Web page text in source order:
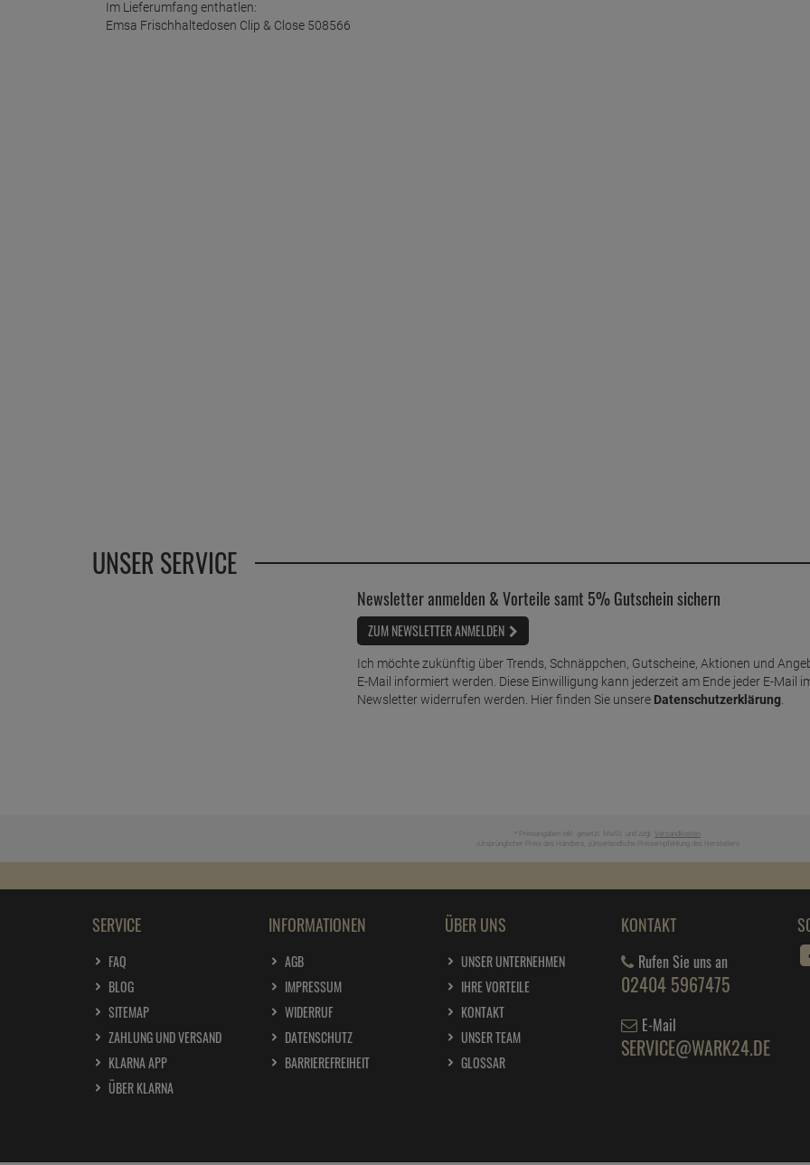
Im Lieferumfang enthatlen:
Emsa Frischhaltedosen Clip & Close 508566
UNSER SERVICE
Newsletter anmelden & Vorteile samt 5% Gutschein sichern
ZUM NEWSLETTER ANMELDEN
Ich möchte zukünftig über Trends, Schnäppchen, Gutscheine, Aktionen und
E-Mail informiert werden. Diese Einwilligung kann jederzeit am Ende jeder E-Mail
Newsletter widerrufen werden. Hier finden Sie unsere Datenschutzerklärung.
* Preisangaben inkl. gesetzl. MwSt. und zzgl. Versandkosten
Ursprünglicher Preis des Händlers, Unverbindliche Preisempfehlung des Herstellers
SERVICE
FAQ
BLOG
SITEMAP
ZAHLUNG UND VERSAND
KLARNA APP
ÜBER KLARNA
INFORMATIONEN
AGB
IMPRESSUM
WIDERRUF
DATENSCHUTZ
BARRIEREFREIHEIT
ÜBER UNS
UNSER UNTERNEHMEN
IHRE VORTEILE
KONTAKT
UNSER TEAM
GLOSSAR
KONTAKT
Rufen Sie uns an
02404 5967475
E-Mail
SERVICE@WARK24.DE